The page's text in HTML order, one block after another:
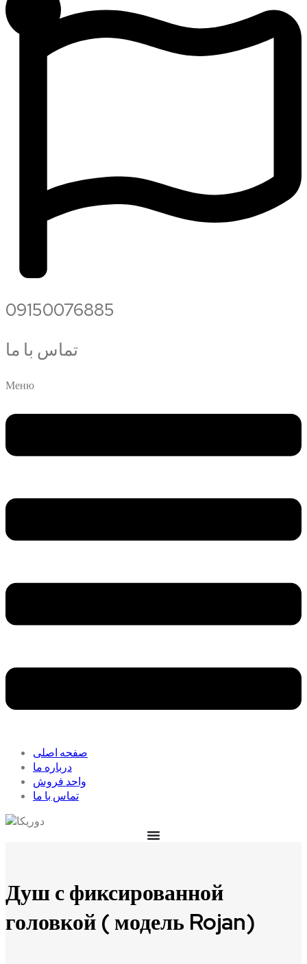
09150076885
تماس با ما
Меню
صفحه اصلی
درباره ما
واحد فروش
تماس با ما
Душ с фиксированной
головкой ( модель Rojan)